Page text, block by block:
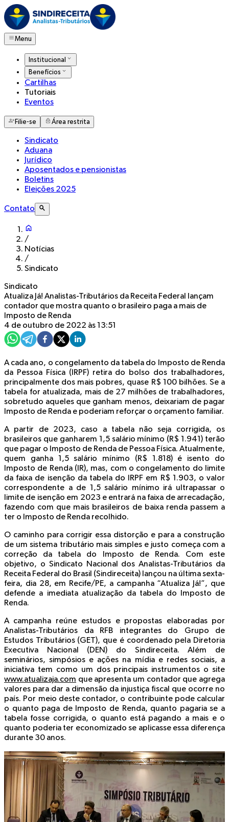
Menu
Institucional
Benefícios
Cartilhas
Tutoriais
Eventos
Filie-se Área restrita
Sindicato
Aduana
Jurídico
Aposentados e pensionistas
Boletins
Eleições 2025
Contato
/
Notícias
/
Sindicato
Sindicato
Atualiza Já! Analistas-Tributários da Receita Federal lançam
contador que mostra quanto o brasileiro paga a mais de
Imposto de Renda
4 de outubro de 2022 às 13:51
A cada ano, o congelamento da tabela do Imposto de Renda
da Pessoa Física (IRPF) retira do bolso dos trabalhadores,
principalmente dos mais pobres, quase R$ 100 bilhões. Se a
tabela for atualizada, mais de 27 milhões de trabalhadores,
sobretudo aqueles que ganham menos, deixariam de pagar
Imposto de Renda e poderiam reforçar o orçamento familiar.
A partir de 2023, caso a tabela não seja corrigida, os
brasileiros que ganharem 1,5 salário mínimo (R$ 1.941) terão
que pagar o Imposto de Renda de Pessoa Física. Atualmente,
quem ganha 1,5 salário mínimo (R$ 1.818) é isento do
Imposto de Renda (IR), mas, com o congelamento do limite
da faixa de isenção da tabela do IRPF em R$ 1.903, o valor
correspondente a de 1,5 salário mínimo irá ultrapassar o
limite de isenção em 2023 e entrará na faixa de arrecadação,
fazendo com que mais brasileiros de baixa renda passem a
ter o Imposto de Renda recolhido.
O caminho para corrigir essa distorção e para a construção
de um sistema tributário mais simples e justo começa com a
correção da tabela do Imposto de Renda. Com este
objetivo, o Sindicato Nacional dos Analistas-Tributários da
Receita Federal do Brasil (Sindireceita) lançou na última sexta-
feira, dia 28, em Recife/PE, a campanha “Atualiza Já!”, que
defende a imediata atualização da tabela do Imposto de
Renda.
A campanha reúne estudos e propostas elaboradas por
Analistas-Tributários da RFB integrantes do Grupo de
Estudos Tributários (GET), que é coordenado pela Diretoria
Executiva Nacional (DEN) do Sindireceita. Além de
seminários, simpósios e ações na mídia e redes sociais, a
iniciativa tem como um dos principais instrumentos o site
www.atualizaja.com que apresenta um contador que agrega
valores para dar a dimensão da injustiça fiscal que ocorre no
país. Por meio deste contador, o contribuinte pode calcular
o quanto paga de Imposto de Renda, quanto pagaria se a
tabela fosse corrigida, o quanto está pagando a mais e o
quanto poderia ter economizado se aplicasse essa diferença
durante 30 anos.